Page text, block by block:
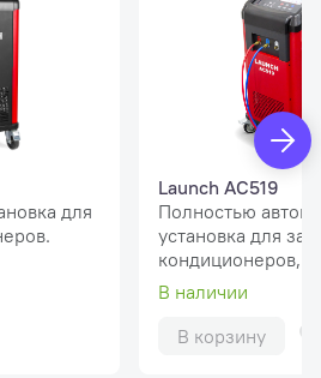
для
Launch AC519
Полностью
установка для
кондиционеров,
R134a, с
Проверка
В наличии
В корзину